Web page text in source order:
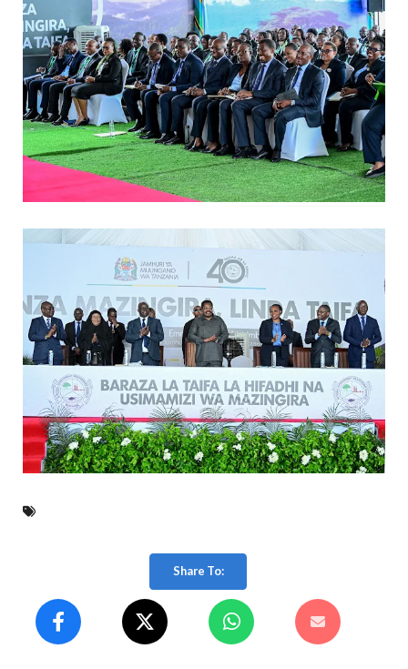
Share To: